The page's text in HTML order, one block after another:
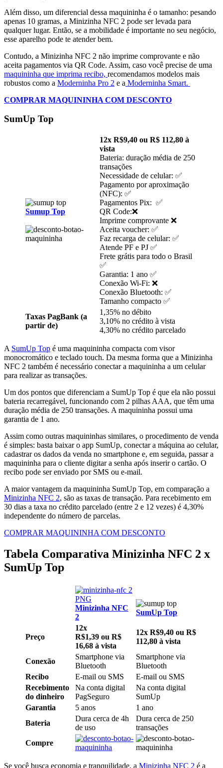
Além disso, um diferencial dessa maquininha é o tamanho: pesando
apenas 10 gramas, a Minizinha NFC 2 pode ser levada para
qualquer lugar. Então, se a mobilidade é importante no seu negócio,
esse aparelho pode te atender bem.
Contudo, a Minizinha NFC 2 não imprime comprovante e não
aceita pagamentos via QR Code. Assim, caso você precise de uma
maquininha que imprima recibo, recomendamos modelos mais
robustos como a Moderninha Pro 2 e a Moderninha Smart.
COMPRAR MAQUININHA COM DESCONTO
SumUp Top
Sumup Top
12x R$9,40 ou R$ 112,80 à
vista
Bateria: duração média de 250
transações
Necessidade de celular: ✅
Pagamento por aproximação
(NFC): ✅
Pagamentos Pix: ✅
QR Code:❌
Imprime comprovante ❌
Aceita voucher: ✅
Faz recarga de celular: ✅
Atende PF e PJ ✅
Frete grátis para todo o Brasil
✅
Garantia: 1 ano ✅
Conexão Wi-Fi: ❌
Conexão Bluetooth: ✅
Tamanho compacto ✅
Taxas PagBank (a
partir de)
1,35% no débito
3,10% no crédito à vista
4,30% no crédito parcelado
A SumUp Top é uma maquininha compacta com visor
monocromático e teclado touch. Da mesma forma que a Minizinha
NFC 2 também é necessário conectar a maquininha a um celular
para realizar as transações.
Um dos pontos que diferenciam a SumUp Top é que ela não possui
bateria recarregável, funcionando com 2 pilhas AAA, que têm uma
duração média de 250 transações. A maquininha possui uma
garantia de 1 ano.
Assim como outras maquininhas similares, o procedimento de venda
é simples: basta baixar o app SumUp, conectar a máquina ao celular,
cadastrar os dados da venda no smartphone e, em seguida, passar a
maquininha para o cliente digitar a senha após inserir o cartão. O
recibo pode ser enviado por SMS ou e-mail.
A maior vantagem da maquininha SumUp Top, em comparação a
Minizinha NFC 2, são as taxas de transação. Para recebimento em
30 dias a taxa no crédito parcelado (entre 2 e 12 vezes) é 4,30%
independente do número de parcelas.
COMPRAR MAQUININHA COM DESCONTO
Tabela Comparativa Minizinha NFC 2 x
SumUp Top
Minizinha NFC
2
SumUp Top
Preço
12x
R$1,39 ou R$
16,68 à vista
12x R$9,40 ou R$
112,80 à vista
Conexão
Smartphone via
Bluetooth
Smartphone via
Bluetooth
Recibo
E-mail ou SMS
E-mail ou SMS
Recebimento
do dinheiro
Na conta digital
PagSeguro
Na conta digital
SumUp
Garantia
5 anos
1 ano
Bateria
Dura cerca de 4h
de uso
Dura cerca de 250
transações
Compre
Se você busca economia e tranquilidade, a Minizinha NFC 2 é a